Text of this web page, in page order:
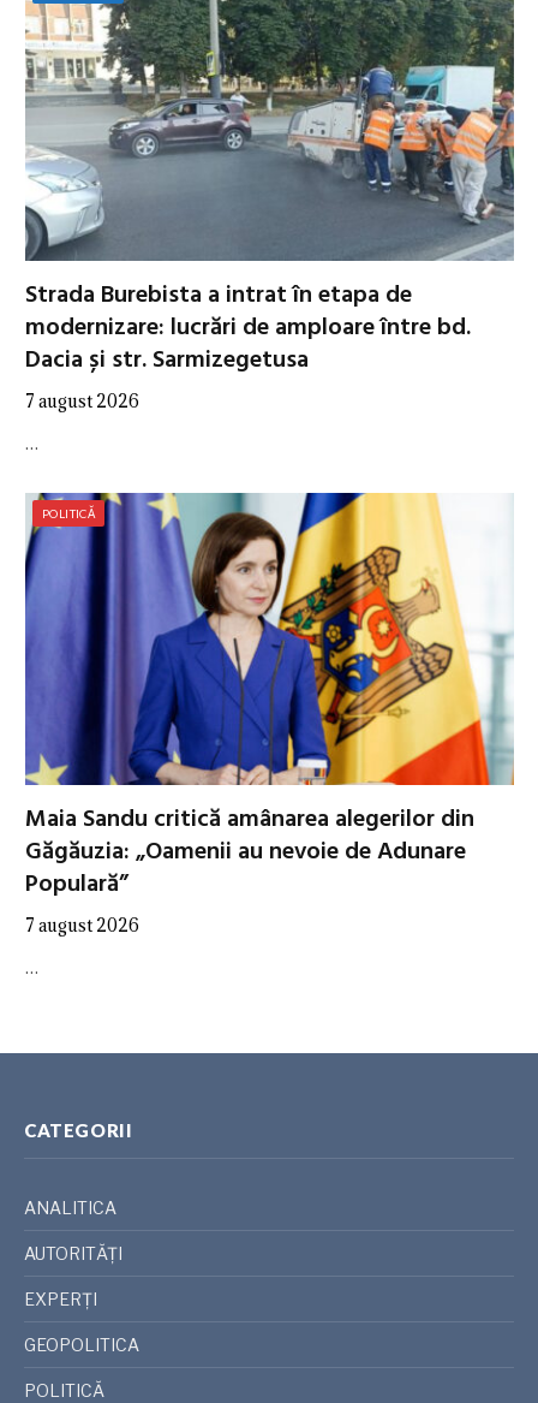
Strada Burebista a intrat în etapa de
modernizare: lucrări de amploare între bd.
Dacia și str. Sarmizegetusa
7 august 2026
…
POLITICĂ
Maia Sandu critică amânarea alegerilor din
Găgăuzia: „Oamenii au nevoie de Adunare
Populară”
7 august 2026
…
CATEGORII
ANALITICA
AUTORITĂȚI
EXPERȚI
GEOPOLITICA
POLITICĂ